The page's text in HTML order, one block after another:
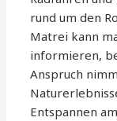
rund um den
Matrei kann
informieren,
Anspruch
Entspannen